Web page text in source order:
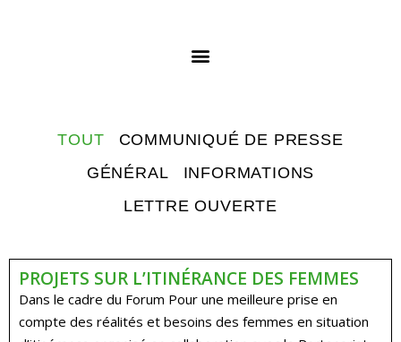
COMMUNIQUÉ DE PRESSE
GÉNÉRAL
INFORMATIONS
LETTRE OUVERTE
TOUT
PROJETS SUR L’ITINÉRANCE DES FEMMES
Dans le cadre du Forum Pour une meilleure prise en
compte des réalités et besoins des femmes en situation